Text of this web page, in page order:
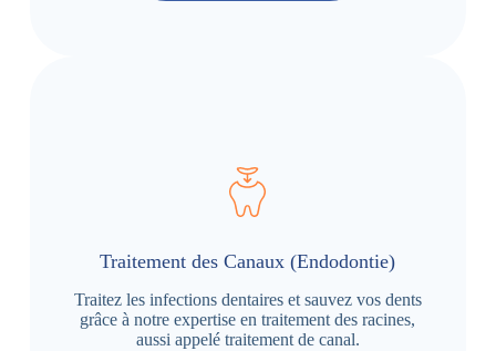
Traitement des Canaux (Endodontie)
Traitez les infections dentaires et sauvez vos dents
grâce à notre expertise en traitement des racines,
aussi appelé traitement de canal.